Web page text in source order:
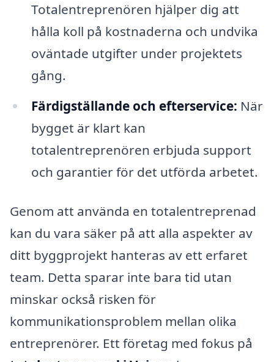
Totalentreprenören hjälper dig att
hålla koll på kostnaderna och undvika
oväntade utgifter under projektets
gång.
Färdigställande och efterservice: När
bygget är klart kan
totalentreprenören erbjuda support
och garantier för det utförda arbetet.
Genom att använda en totalentreprenad
kan du vara säker på att alla aspekter av
ditt byggprojekt hanteras av ett erfaret
team. Detta sparar inte bara tid utan
minskar också risken för
kommunikationsproblem mellan olika
entreprenörer. Ett företag med fokus på